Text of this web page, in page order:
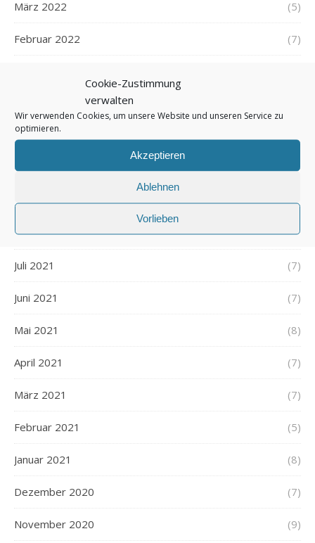
Cookie-Zustimmung
verwalten
Wir verwenden Cookies, um unsere Website und unseren Service zu
optimieren.
Akzeptieren
Ablehnen
Vorlieben
März 2022 (5)
Februar 2022 (7)
Dezember 2021
November 2021 (7)
Oktober 2021 (6)
September 2021 (7)
August 2021 (7)
Juli 2021 (7)
Juni 2021 (7)
Mai 2021 (8)
April 2021 (7)
März 2021 (7)
Februar 2021 (5)
Januar 2021 (8)
Dezember 2020 (7)
November 2020 (9)